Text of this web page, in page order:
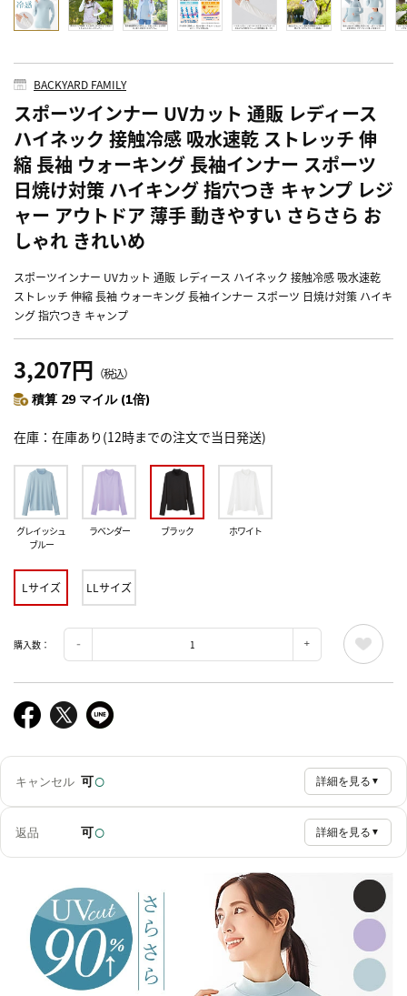
BACKYARD FAMILY
スポーツインナー UVカット 通販 レディース
ハイネック 接触冷感 吸水速乾 ストレッチ 伸
縮 長袖 ウォーキング 長袖インナー スポーツ
日焼け対策 ハイキング 指穴つき キャンプ レジ
ャー アウトドア 薄手 動きやすい さらさら お
しゃれ きれいめ
スポーツインナー UVカット 通販 レディース ハイネック 接触冷感 吸水速乾
ストレッチ 伸縮 長袖 ウォーキング 長袖インナー スポーツ 日焼け対策 ハイキ
ング 指穴つき キャンプ
3,207円 （税込）
積算 29 マイル (1倍)
在庫 在庫あり(12時までの注文で当日発送)
グレイッシュ
ブルー
ラベンダー ブラック ホワイト
Lサイズ LLサイズ
購入数：
キャンセル 可○ 詳細を見る ▼
返品 可○ 詳細を見る ▼